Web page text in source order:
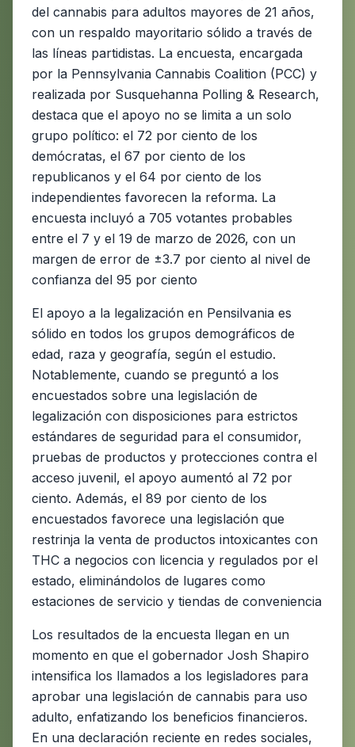
del cannabis para adultos mayores de 21 años,
con un respaldo mayoritario sólido a través de
las líneas partidistas. La encuesta, encargada
por la Pennsylvania Cannabis Coalition (PCC) y
realizada por Susquehanna Polling & Research,
destaca que el apoyo no se limita a un solo
grupo político: el 72 por ciento de los
demócratas, el 67 por ciento de los
republicanos y el 64 por ciento de los
independientes favorecen la reforma. La
encuesta incluyó a 705 votantes probables
entre el 7 y el 19 de marzo de 2026, con un
margen de error de ±3.7 por ciento al nivel de
confianza del 95 por ciento
El apoyo a la legalización en Pensilvania es
sólido en todos los grupos demográficos de
edad, raza y geografía, según el estudio.
Notablemente, cuando se preguntó a los
encuestados sobre una legislación de
legalización con disposiciones para estrictos
estándares de seguridad para el consumidor,
pruebas de productos y protecciones contra el
acceso juvenil, el apoyo aumentó al 72 por
ciento. Además, el 89 por ciento de los
encuestados favorece una legislación que
restrinja la venta de productos intoxicantes con
THC a negocios con licencia y regulados por el
estado, eliminándolos de lugares como
estaciones de servicio y tiendas de conveniencia
Los resultados de la encuesta llegan en un
momento en que el gobernador Josh Shapiro
intensifica los llamados a los legisladores para
aprobar una legislación de cannabis para uso
adulto, enfatizando los beneficios financieros.
En una declaración reciente en redes sociales,